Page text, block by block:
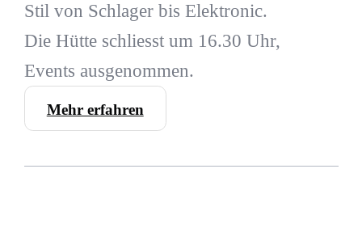
Stil von Schlager bis Elektronic.
Die Hütte schliesst um 16.30 Uhr,
Events ausgenommen.
Mehr erfahren